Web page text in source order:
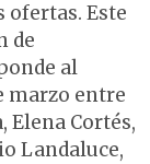
ofertas. Este
de
al
marzo entre
Elena Cortés,
Landaluce,